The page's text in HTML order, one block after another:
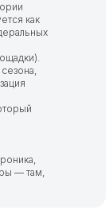
как
— там,